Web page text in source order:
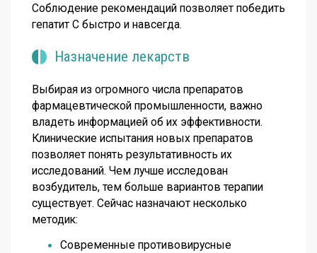
Соблюдение рекомендаций позволяет победить
гепатит С быстро и навсегда.
Назначение лекарств
Выбирая из огромного числа препаратов
фармацевтической промышленности, важно
владеть информацией об их эффективности.
Клинические испытания новых препаратов
позволяет понять результативность их
исследований. Чем лучше исследован
возбудитель, тем больше вариантов терапии
существует. Сейчас назначают несколько
методик:
Современные противовирусные